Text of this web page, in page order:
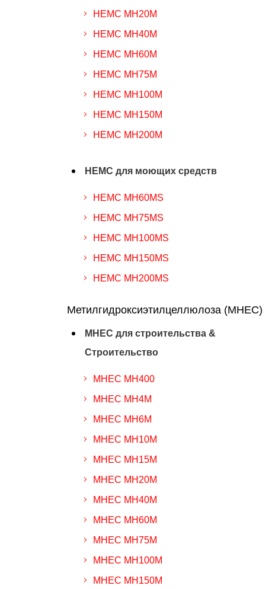
HEMC MH20M
HEMC MH40M
HEMC MH60M
HEMC MH75M
HEMC MH100M
HEMC MH150M
HEMC MH200M
HEMC для моющих средств
HEMC MH60MS
HEMC MH75MS
HEMC MH100MS
HEMC MH150MS
HEMC MH200MS
Метилгидроксиэтилцеллюлоза (MHEC)
MHEC для строительства &
Строительство
MHEC MH400
MHEC MH4M
MHEC MH6M
MHEC MH10M
MHEC MH15M
MHEC MH20M
MHEC MH40M
MHEC MH60M
MHEC MH75M
MHEC MH100M
MHEC MH150M